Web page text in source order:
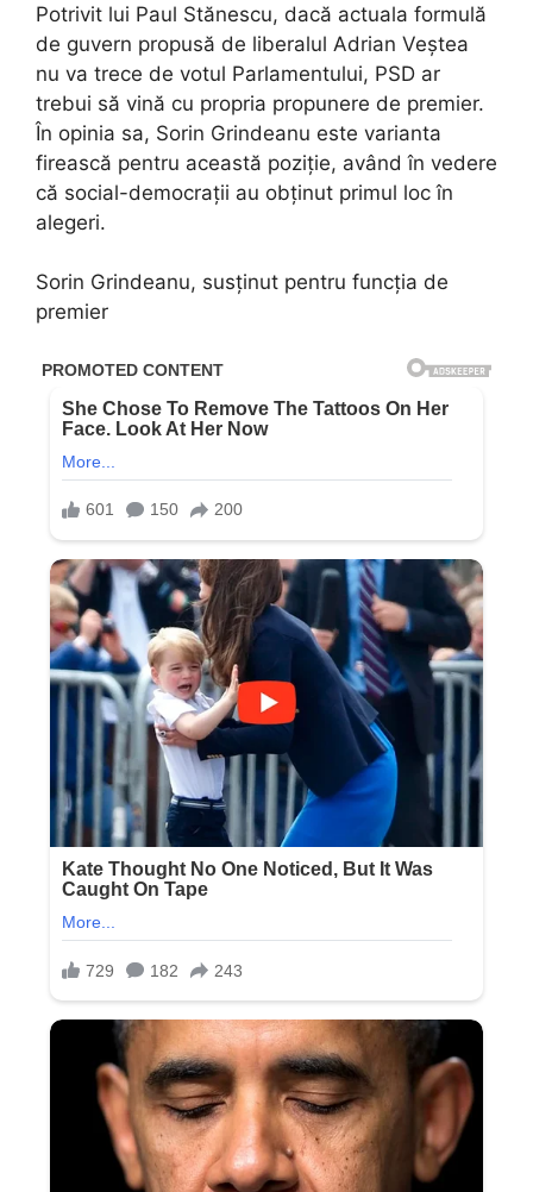
Potrivit lui Paul Stănescu, dacă actuala formulă
de guvern propusă de liberalul Adrian Veștea
nu va trece de votul Parlamentului, PSD ar
trebui să vină cu propria propunere de premier.
În opinia sa, Sorin Grindeanu este varianta
firească pentru această poziție, având în vedere
că social-democrații au obținut primul loc în
alegeri.
Sorin Grindeanu, susținut pentru funcția de
premier